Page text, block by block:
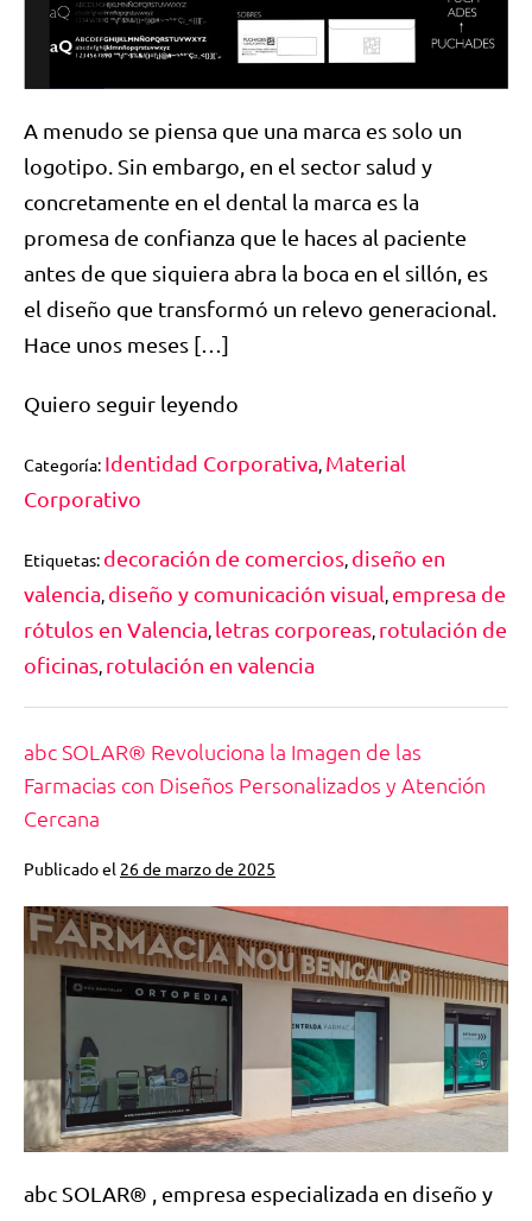
A menudo se piensa que una marca es solo un
logotipo. Sin embargo, en el sector salud y
concretamente en el dental la marca es la
promesa de confianza que le haces al paciente
antes de que siquiera abra la boca en el sillón, es
el diseño que transformó un relevo generacional.
Hace unos meses […]
Quiero seguir leyendo
Categoría: Identidad Corporativa, Material
Corporativo
Etiquetas: decoración de comercios, diseño en
valencia, diseño y comunicación visual, empresa de
rótulos en Valencia, letras corporeas, rotulación de
oficinas, rotulación en valencia
abc SOLAR® Revoluciona la Imagen de las
Farmacias con Diseños Personalizados y Atención
Cercana
Publicado el 26 de marzo de 2025
abc SOLAR® , empresa especializada en diseño y